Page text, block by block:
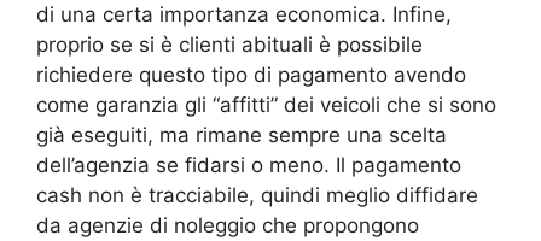
di una certa importanza economica. Infine,
proprio se si è clienti abituali è possibile
richiedere questo tipo di pagamento avendo
come garanzia gli “affitti” dei veicoli che si sono
già eseguiti, ma rimane sempre una scelta
dell’agenzia se fidarsi o meno. Il pagamento
cash non è tracciabile, quindi meglio diffidare
da agenzie di noleggio che propongono